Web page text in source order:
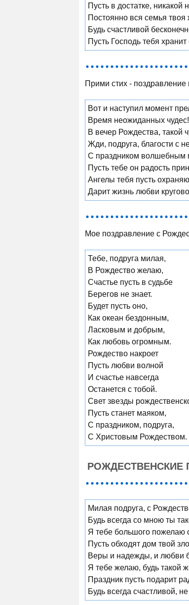
Пусть в достатке, никакой
Постоянно вся семья твоя
Будь счастливой
Пусть Господь тебя хранит
Прими стих - поздравление
Вот и наступил момент
Время неожиданных чудес!
В вечер Рождества, такой
Жди, подруга, благости с
С праздником волшебным
Пусть тебе он радость
Ангелы тебя пусть
Дарит жизнь любви
Мое поздравление с
Тебе, подруга милая,
В Рождество желаю,
Счастье пусть в судьбе
Берегов не знает.
Будет пусть оно,
Как океан бездонным,
Ласковым и добрым,
Как любовь огромным.
Рождество накроет
Пусть любви волной
И счастье навсегда
Останется с тобой.
Свет звезды
Пусть станет маяком,
С праздником, подруга,
С Христовым Рождеством.
РОЖДЕСТВЕНСКИЕ
Милая подруга, с
Будь всегда со мною ты
Я тебе большого пожелаю
Пусть обходят дом твой
Веры и надежды, и любви
Я тебе желаю, будь такой
Праздник пусть подарит
Будь всегда счастливой,